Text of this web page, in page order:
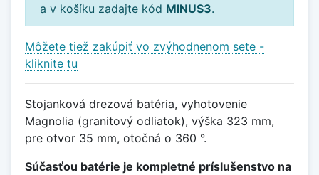
a v košíku zadajte kód MINUS3.
Môžete tiež zakúpiť vo zvýhodnenom sete -
kliknite tu
Stojanková drezová batéria, vyhotovenie
Magnolia (granitový odliatok), výška 323 mm,
pre otvor 35 mm, otočná o 360 °.
Súčasťou batérie je kompletné príslušenstvo na